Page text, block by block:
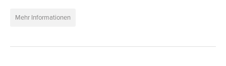
Mehr Informationen